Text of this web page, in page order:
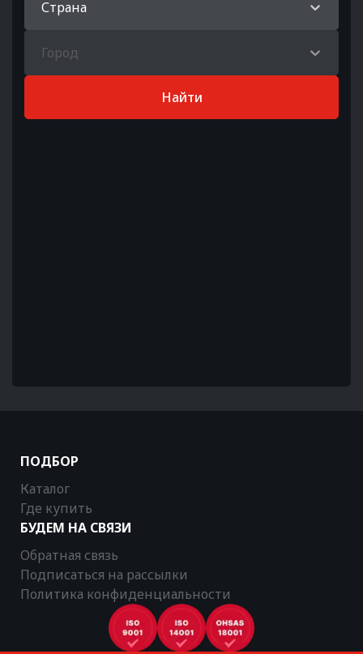
Страна
Город
Найти
ПОДБОР
Каталог
Где купить
БУДЕМ НА СВЯЗИ
Обратная связь
Подписаться на рассылки
Политика конфиденциальности